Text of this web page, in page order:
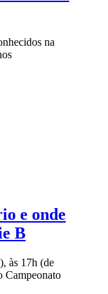
na
e onde
B
às 17h (de
Campeonato